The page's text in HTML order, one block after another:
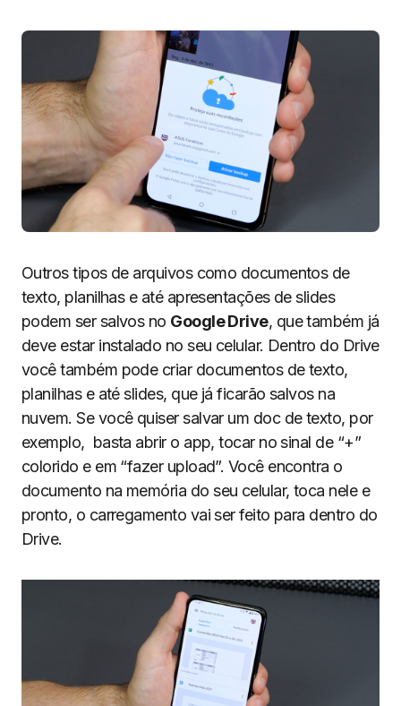
Outros tipos de arquivos como documentos de
texto, planilhas e até apresentações de slides
podem ser salvos no Google Drive, que também já
deve estar instalado no seu celular. Dentro do Drive
você também pode criar documentos de texto,
planilhas e até slides, que já ficarão salvos na
nuvem. Se você quiser salvar um doc de texto, por
exemplo, basta abrir o app, tocar no sinal de “+”
colorido e em “fazer upload”. Você encontra o
documento na memória do seu celular, toca nele e
pronto, o carregamento vai ser feito para dentro do
Drive.